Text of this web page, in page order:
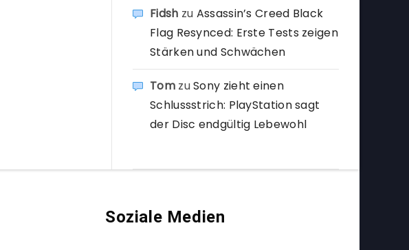
Fidsh zu Assassin’s Creed Black
Flag Resynced: Erste Tests zeigen
Stärken und Schwächen
TomzuSony zieht einen
Schlussstrich: PlayStation sagt
der Disc endgültig Lebewohl
Soziale Medien